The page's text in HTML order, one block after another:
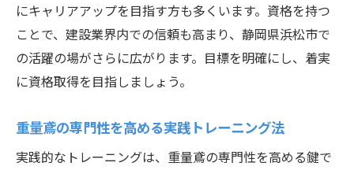
にキャリアアップを目指す方も多くいます。資格を持つ
ことで、建設業界内での信頼も高まり、静岡県浜松市で
の活躍の場がさらに広がります。目標を明確にし、着実
に資格取得を目指しましょう。
重量鳶の専門性を高める実践トレーニング法
実践的なトレーニングは、重量鳶の専門性を高める鍵で